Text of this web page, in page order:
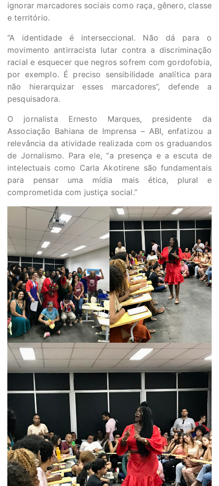
ignorar marcadores sociais como raça, gênero, classe
e território.
“A identidade é interseccional. Não dá para o
movimento antirracista lutar contra a discriminação
racial e esquecer que negros sofrem com gordofobia,
por exemplo. É preciso sensibilidade analítica para
não hierarquizar esses marcadores”, defende a
pesquisadora.
O jornalista Ernesto Marques, presidente da
Associação Bahiana de Imprensa – ABI, enfatizou a
relevância da atividade realizada com os graduandos
de Jornalismo. Para ele, “a presença e a escuta de
intelectuais como Carla Akotirene são fundamentais
para pensar uma mídia mais ética, plural e
comprometida com justiça social.”